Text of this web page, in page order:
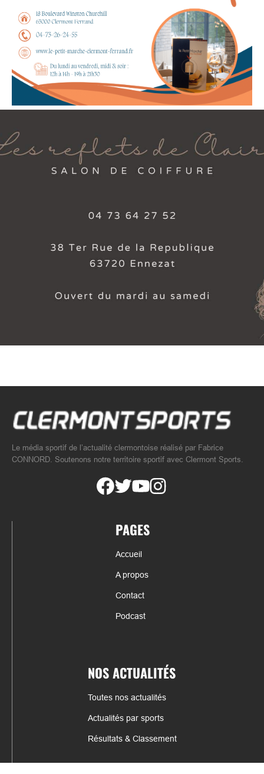
Le média sportif de l’actualité clermontoise réalisé par Fabrice
CONNORD. Soutenons notre territoire sportif avec Clermont Sports.
PAGES
Accueil
A propos
Contact
Podcast
NOS ACTUALITÉS
Toutes nos actualités
Actualités par sports
Résultats & Classement